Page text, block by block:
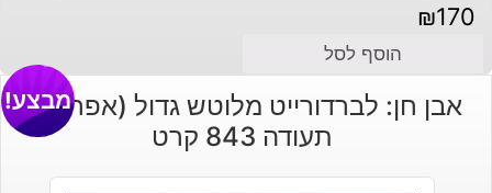
₪170
הוסף לסל
אבן חן: לברדורייט מלוטש גדול (אפריקה)
תעודה 843 קרט
מבצע!